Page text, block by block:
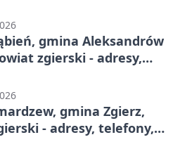
gmina Aleksandrów
zgierski - adresy,
gmina Zgierz,
- adresy, telefony,